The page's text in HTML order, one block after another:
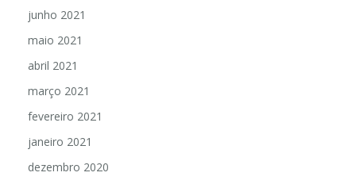
junho 2021
maio 2021
abril 2021
março 2021
fevereiro 2021
janeiro 2021
dezembro 2020